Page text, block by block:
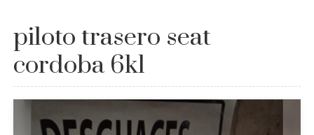
piloto trasero seat
cordoba 6k1